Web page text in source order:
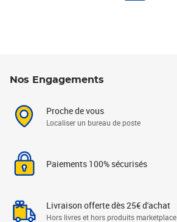
Nos Engagements
Proche de vous
Localiser un bureau de poste
Paiements 100% sécurisés
Livraison offerte dès 25€ d'achat
Hors livres et hors produits marketplace